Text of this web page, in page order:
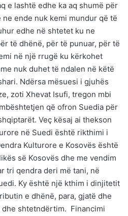
e lashtë edhe ka aq shumë për
ende nuk kemi mundur që të
edhe në shtetet ku ne
të dhënë, për të punuar, për të
në një rrugë ku kërkohet
nuk duhet të ndalen në këtë
Ndërsa mësuesi i gjuhës
zoti Xhevat Isufi, tregon mbi
që ofron Suedia për
Veç kësaj ai thekson
në Suedi është rikthimi i
Kulturore e Kosovës është
së Kosovës dhe me vendim
tri qendra deri më tani, në
Ky është një kthim i dinjitetit
e dhënë, para, gjatë dhe
shtetndërtim. Financimi